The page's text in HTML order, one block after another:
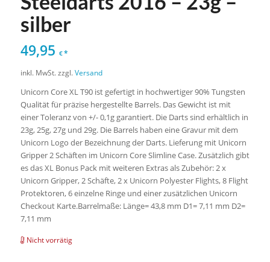
silber
49,95 €*
inkl. MwSt. zzgl.Versand
Unicorn Core XL T90 ist gefertigt in hochwertiger 90% Tungsten
Qualität für präzise hergestellte Barrels. Das Gewicht ist mit
einer Toleranz von +/- 0,1g garantiert. Die Darts sind erhältlich in
23g, 25g, 27g und 29g. Die Barrels haben eine Gravur mit dem
Unicorn Logo der Bezeichnung der Darts. Lieferung mit Unicorn
Gripper 2 Schäften im Unicorn Core Slimline Case. Zusätzlich gibt
es das XL Bonus Pack mit weiteren Extras als Zubehör: 2 x
Unicorn Gripper, 2 Schäfte, 2 x Unicorn Polyester Flights, 8 Flight
Protektoren, 6 einzelne Ringe und einer zusätzlichen Unicorn
Checkout Karte.Barrelmaße: Länge= 43,8 mm D1= 7,11 mm D2=
7,11 mm
Nicht vorrätig